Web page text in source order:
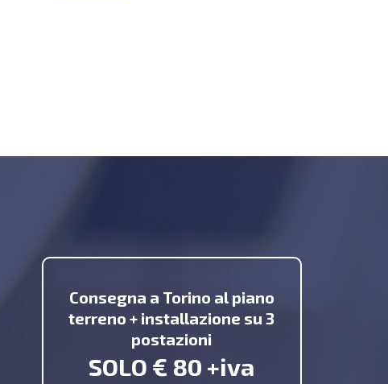
Consegna a Torino al piano
terreno + installazione su 3
postazioni
SOLO € 80 +iva